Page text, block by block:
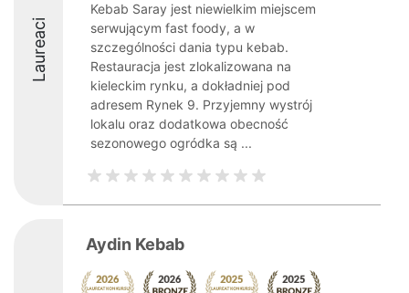
Laureaci
Kebab Saray jest niewielkim miejscem
serwującym fast foody, a w
szczególności dania typu kebab.
Restauracja jest zlokalizowana na
kieleckim rynku, a dokładniej pod
adresem Rynek 9. Przyjemny wystrój
lokalu oraz dodatkowa obecność
sezonowego ogródka są ...
Aydin Kebab